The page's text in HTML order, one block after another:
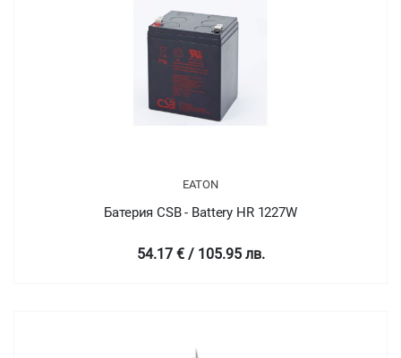
EATON
Батерия CSB - Battery HR 1227W
54.17 € / 105.95 лв.